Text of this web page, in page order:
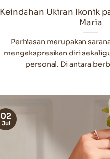
Keindahan Ukiran Ikonik
Maria
Perhiasan merupakan
mengekspresikan diri
personal. Di antara
02
Jul